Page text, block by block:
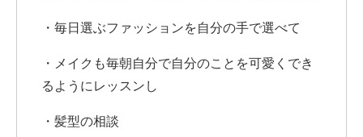
・毎日選ぶファッションを自分の手で選べて
・メイクも毎朝自分で自分のことを可愛くでき
るようにレッスンし
・髪型の相談